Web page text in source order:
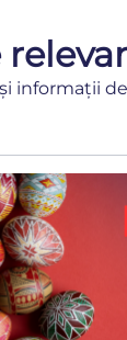
informații